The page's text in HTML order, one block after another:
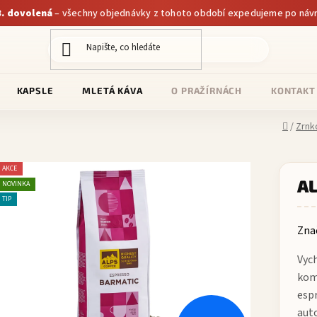
dovolená– všechny objednávky z tohoto období expedujeme po
KAPSLE MLETÁ KÁVA O PRAŽÍRNÁCH KONTAKT
Domů
/
AKCE
NOVINKA
TIP